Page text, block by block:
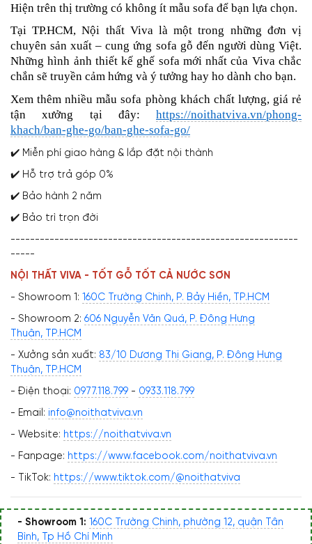
Hiện trên thị trường có không ít mẫu sofa để bạn lựa chọn.
Tại TP.HCM, Nội thất Viva là một trong những đơn vị
chuyên sản xuất – cung ứng sofa gỗ đến người dùng Việt.
Những hình ảnh thiết kế ghế sofa mới nhất của Viva chắc
chắn sẽ truyền cảm hứng và ý tưởng hay ho dành cho bạn.
Xem thêm nhiều mẫu sofa phòng khách chất lượng, giá rẻ
tận xưởng tại đây: https://noithatviva.vn/phong-
khach/ban-ghe-go/ban-ghe-sofa-go/
✔️ Miễn phí giao hàng & lắp đặt nội thành
✔️ Hỗ trợ trả góp 0%
✔️ Bảo hành 2 năm
✔️ Bảo trì trọn đời
-----------------------------------------------------------
-----
NỘI THẤT VIVA - TỐT GỖ TỐT CẢ NƯỚC SƠN
- Showroom 1: 160C Trường Chinh, P. Bảy Hiền, TP.HCM
- Showroom 2: 606 Nguyễn Văn Quá, P. Đông Hưng
Thuận, TP.HCM
- Xưởng sản xuất: 83/10 Dương Thị Giang, P. Đông Hưng
Thuận, TP.HCM
- Điện thoại: 0977.118.799 - 0933.118.799
- Email: info@noithatviva.vn
- Website: https://noithatviva.vn
- Fanpage: https://www.facebook.com/noithatviva.vn
- TikTok: https://www.tiktok.com/@noithatviva
- Showroom 1: 160C Trường Chinh, phường 12, quận Tân
Bình, Tp Hồ Chí Minh